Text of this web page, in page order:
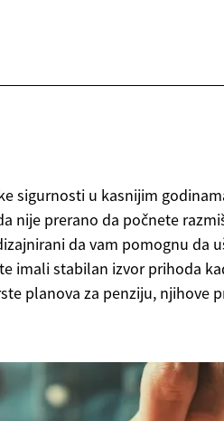
sigurnosti u kasnijim
nije prerano da počnete
da vam pomognu da
imali stabilan izvor prihoda
planova za penziju, njihove